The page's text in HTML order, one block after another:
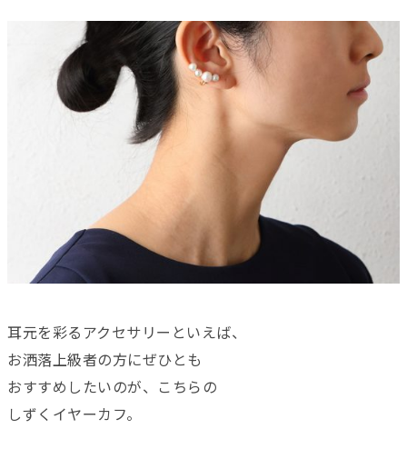
耳元を彩るアクセサリーといえば、
お洒落上級者の方にぜひとも
おすすめしたいのが、こちらの
しずくイヤーカフ。